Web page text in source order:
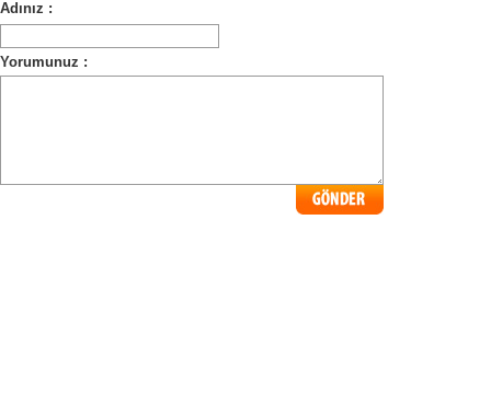
Adınız :
Yorumunuz :